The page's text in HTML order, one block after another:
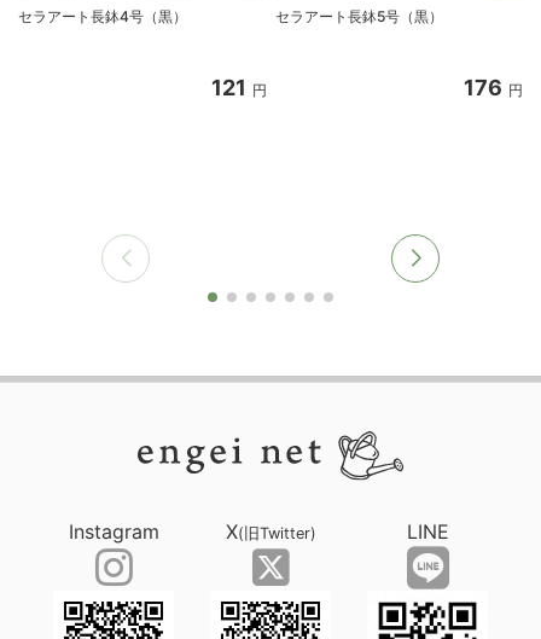
セラアート長鉢4号（黒）
121 円
セラアート長鉢5号（黒）
176 円
Instagram X(旧Twitter) LINE